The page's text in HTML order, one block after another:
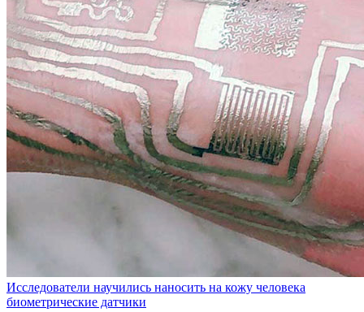
Исследователи научились наносить на кожу человека
биометрические датчики